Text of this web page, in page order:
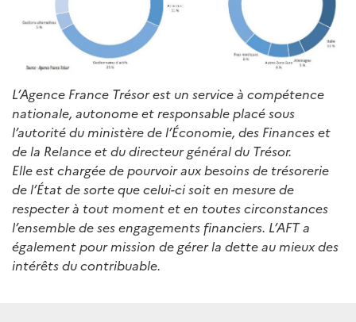
L’Agence France Trésor est un service à compétence
nationale, autonome et responsable placé sous
l’autorité du ministère de l’Économie, des Finances et
de la Relance et du directeur général du Trésor.
Elle est chargée de pourvoir aux besoins de trésorerie
de l’État de sorte que celui-ci soit en mesure de
respecter à tout moment et en toutes circonstances
l’ensemble de ses engagements financiers. L’AFT a
également pour mission de gérer la dette au mieux des
intérêts du contribuable.